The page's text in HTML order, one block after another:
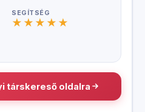
SEGÍTSÉG
társkereső oldalra